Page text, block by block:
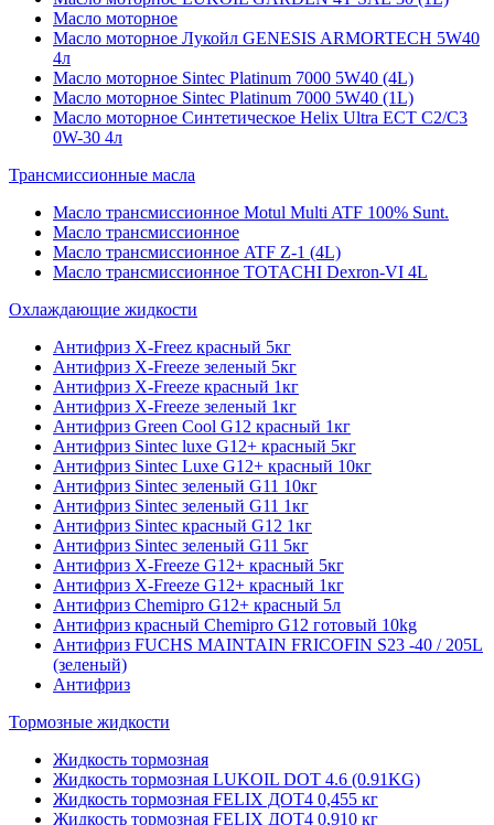
Масло моторное
Масло моторное Лукойл GENESIS ARMORTECH 5W40
4л
Масло моторное Sintec Platinum 7000 5W40 (4L)
Масло моторное Sintec Platinum 7000 5W40 (1L)
Масло моторное Синтетическое Helix Ultra ECT C2/C3
0W-30 4л
Трансмиссионные масла
Масло трансмиссионное Motul Multi ATF 100% Sunt.
Масло трансмиссионное
Масло трансмиссионное ATF Z-1 (4L)
Масло трансмиссионное TOTACHI Dexron-VI 4L
Охлаждающие жидкости
Антифриз X-Freez красный 5кг
Антифриз X-Freeze зеленый 5кг
Антифриз X-Freeze красный 1кг
Антифриз X-Freeze зеленый 1кг
Антифриз Green Cool G12 красный 1кг
Антифриз Sintec luxe G12+ красный 5кг
Антифриз Sintec Luxe G12+ красный 10кг
Антифриз Sintec зеленый G11 10кг
Антифриз Sintec зеленый G11 1кг
Антифриз Sintec красный G12 1кг
Антифриз Sintec зеленый G11 5кг
Антифриз X-Freeze G12+ красный 5кг
Антифриз X-Freeze G12+ красный 1кг
Антифриз Chemipro G12+ красный 5л
Антифриз красный Chemipro G12 готовый 10kg
Антифриз FUCHS MAINTAIN FRICOFIN S23 -40 / 205L
(зеленый)
Антифриз
Тормозные жидкости
Жидкость тормозная
Жидкость тормозная LUKOIL DOT 4.6 (0.91KG)
Жидкость тормозная FELIX ДОТ4 0,455 кг
Жидкость тормозная FELIX ДОТ4 0,910 кг